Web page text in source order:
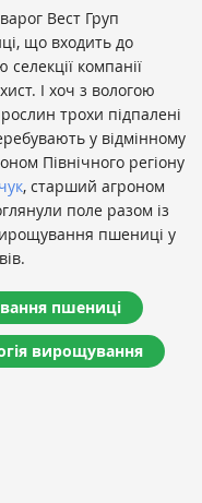
Вест Груп
що входить до
компанії
І хоч з вологою
трохи підпалені
у відмінному
Північного регіону
, старший агроном
поле разом із
пшениці у
пшениці
вирощування